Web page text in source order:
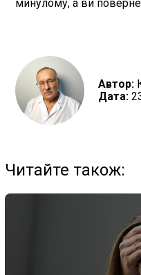
минулому, а ви
Автор:
Дата:
Читайте також: